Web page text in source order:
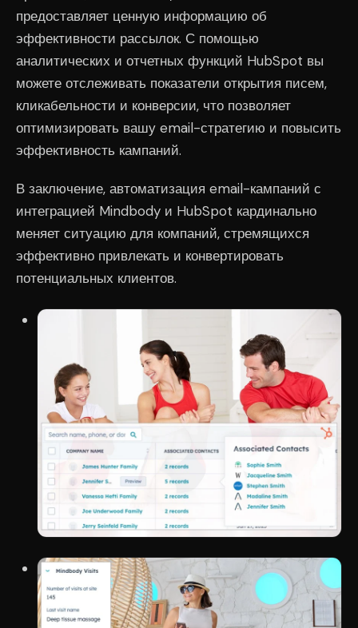
предоставляет ценную информацию об
эффективности рассылок. С помощью
аналитических и отчетных функций HubSpot вы
можете отслеживать показатели открытия писем,
кликабельности и конверсии, что позволяет
оптимизировать вашу email-стратегию и повысить
эффективность кампаний.
В заключение, автоматизация email-кампаний с
интеграцией Mindbody и HubSpot кардинально
меняет ситуацию для компаний, стремящихся
эффективно привлекать и конвертировать
потенциальных клиентов.